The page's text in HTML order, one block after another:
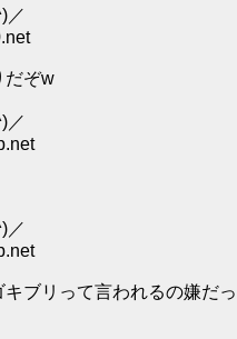
／
だぞw
／
／
ブリって言われるの嫌だっ